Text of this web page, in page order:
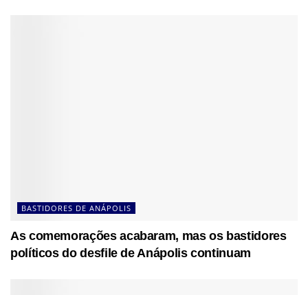
BASTIDORES DE ANÁPOLIS
As comemorações acabaram, mas os bastidores
políticos do desfile de Anápolis continuam